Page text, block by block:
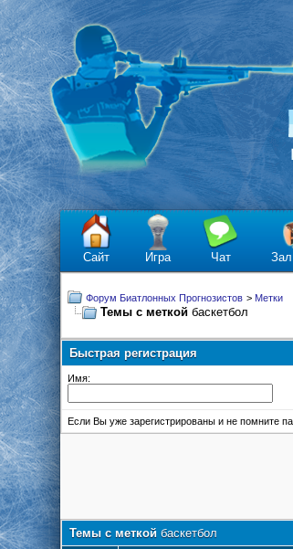
Сайт Игра Чат
Форум Биатлонных Прогнозистов > Метки
Темы с меткой баскетбол
Быстрая регистрация
Имя:
Если Вы уже зарегистрированы и не помните
Темы с меткой баскетбол